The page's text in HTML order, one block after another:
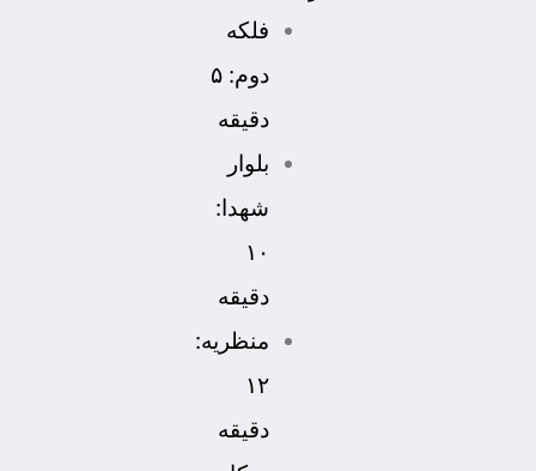
فلکه
دوم: ۵
دقیقه
بلوار
شهدا:
۱۰
دقیقه
منظریه:
۱۲
دقیقه